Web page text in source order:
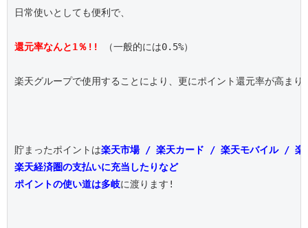
日常使いとしても便利で、
還元率なんと1％!! （一般的には0.5%）
楽天グループで使用することにより、更にポイント還元率が高まり
貯まったポイントは楽天市場 / 楽天カード / 楽天モバイル / 楽
楽天経済圏の支払いに充当したりなど
ポイントの使い道は多岐に渡ります!